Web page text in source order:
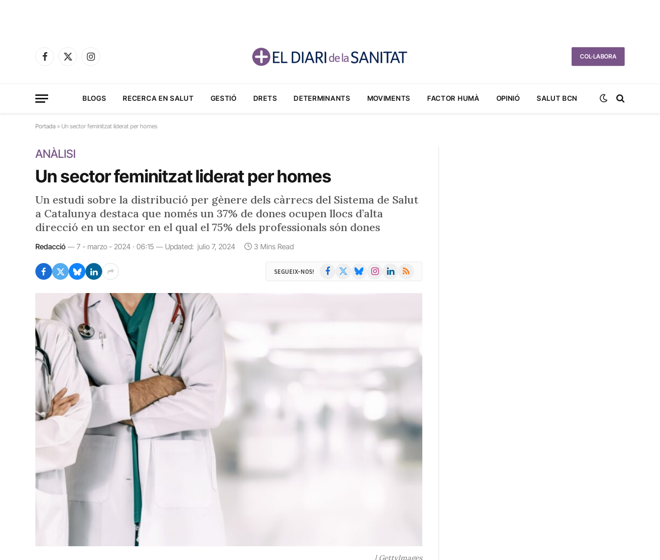
Facebook
X
Instagram
COL·LABORA
BLOGS RECERCA EN SALUT GESTIÓ DRETS DETERMINANTS MOVIMENTS FACTOR HUMÀ OPINIÓ SALUT BCN
Portada » Un sector feminitzat liderat per homes
ANÀLISI
Un sector feminitzat liderat per homes
Un estudi sobre la distribució per gènere dels càrrecs del Sistema de Salut
a Catalunya destaca que només un 37% de dones ocupen llocs d’alta
direcció en un sector en el qual el 75% dels professionals són dones
Redacció 7 - marzo - 2024 · 06:15 Updated: julio 7, 2024 3 Mins Read
SEGUEIX-NOS! Facebook BlueskyInstagramLinkedIn
RSS
| GettyImages